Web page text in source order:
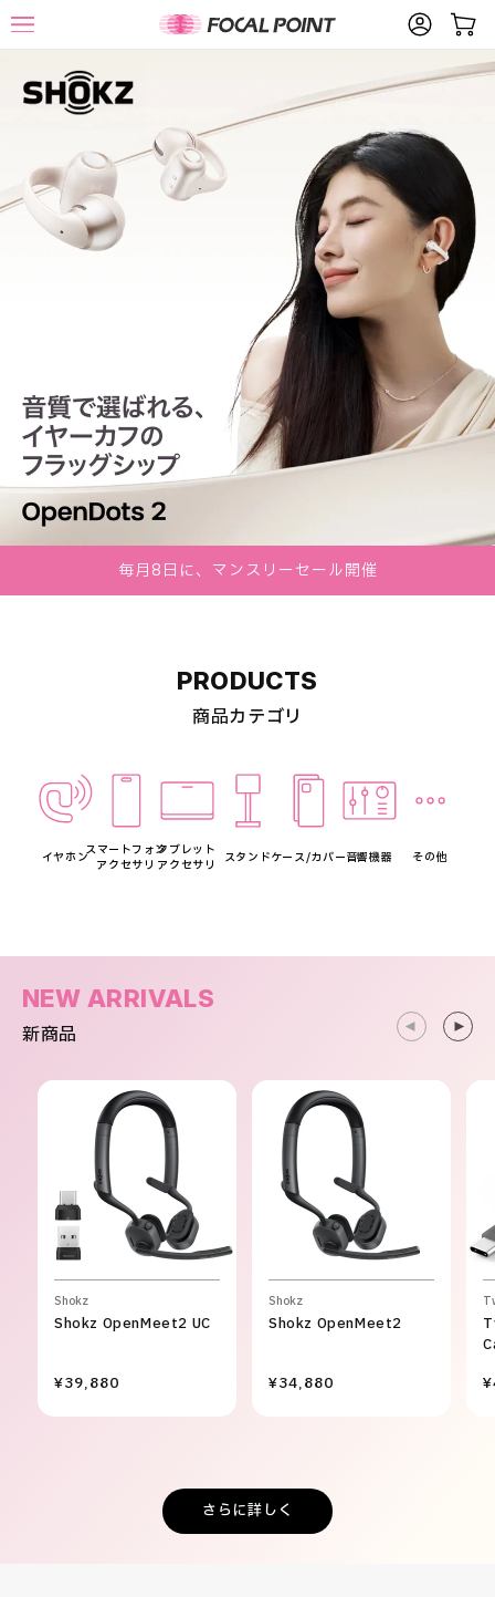
毎月8日に、マンスリーセール開催
PRODUCTS
商品カテゴリ
イヤホンスマートフォン
アクセサリ
タブレット
アクセサリ
スタンドケース/カバー音響機器 その他
NEW ARRIVALS
新商品
Shokz
Shokz OpenMeet2 UC
¥39,880
Shokz
Shokz OpenMeet2
¥34,880
さらに詳しく